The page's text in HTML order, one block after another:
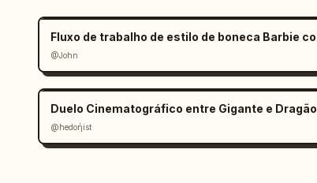
@John
Duelo Cinematográfico entre Gigante e Dragão
@hedoήist